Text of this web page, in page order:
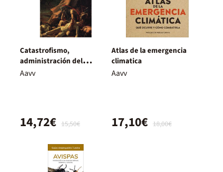
Catastrofismo,
administración del
desastre y sumisión
Aavv
15,50€
14,72€
Atlas de la emergencia
climatica
Aavv
18,00€
17,10€